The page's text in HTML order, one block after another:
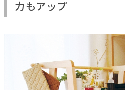
力もアップ